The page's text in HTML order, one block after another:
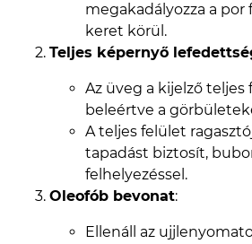
megakadályozza a por
keret körül.
Teljes képernyő
Az üveg a kijelző
beleértve a
A teljes felület
tapadást biztosít,
felhelyezéssel.
Oleofób bevonat:
Ellenáll az